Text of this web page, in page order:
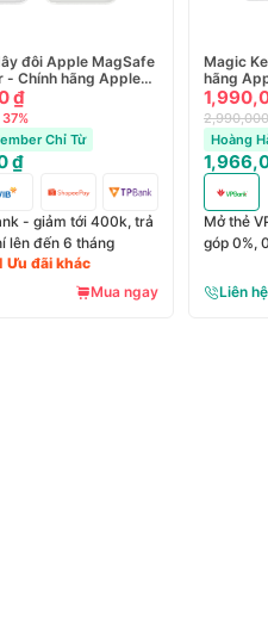
đôi Apple MagSafe
- Chính hãng Apple
₫
Chỉ Từ
₫
- giảm tới 400k, trả
lên đến 6 tháng
Ưu đãi khác
Mua ngay
Magic
hãng
Hoàng
Mở thẻ
góp 0%,
Liên hệ